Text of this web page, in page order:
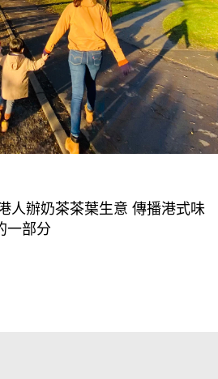
人辦奶茶茶葉生意 傳播港式味
一部分